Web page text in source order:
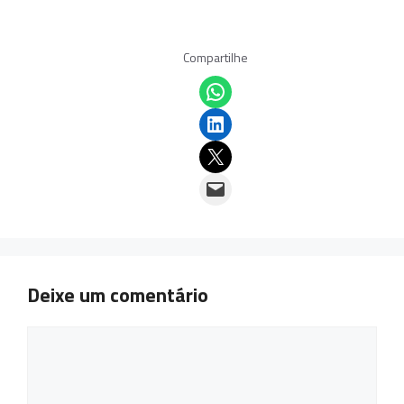
Compartilhe
Share on WhatsApp
Share on LinkedIn
Email this Page
Email this Page
Deixe um comentário